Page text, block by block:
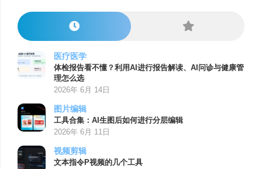
医疗医学
体检报告看不懂？利用AI进行报告解读、AI问诊与健康管
理怎么选
2026年 6月 14日
图片编辑
工具合集：AI生图后如何进行分层编辑
2026年 6月 11日
视频剪辑
文本指令P视频的几个工具